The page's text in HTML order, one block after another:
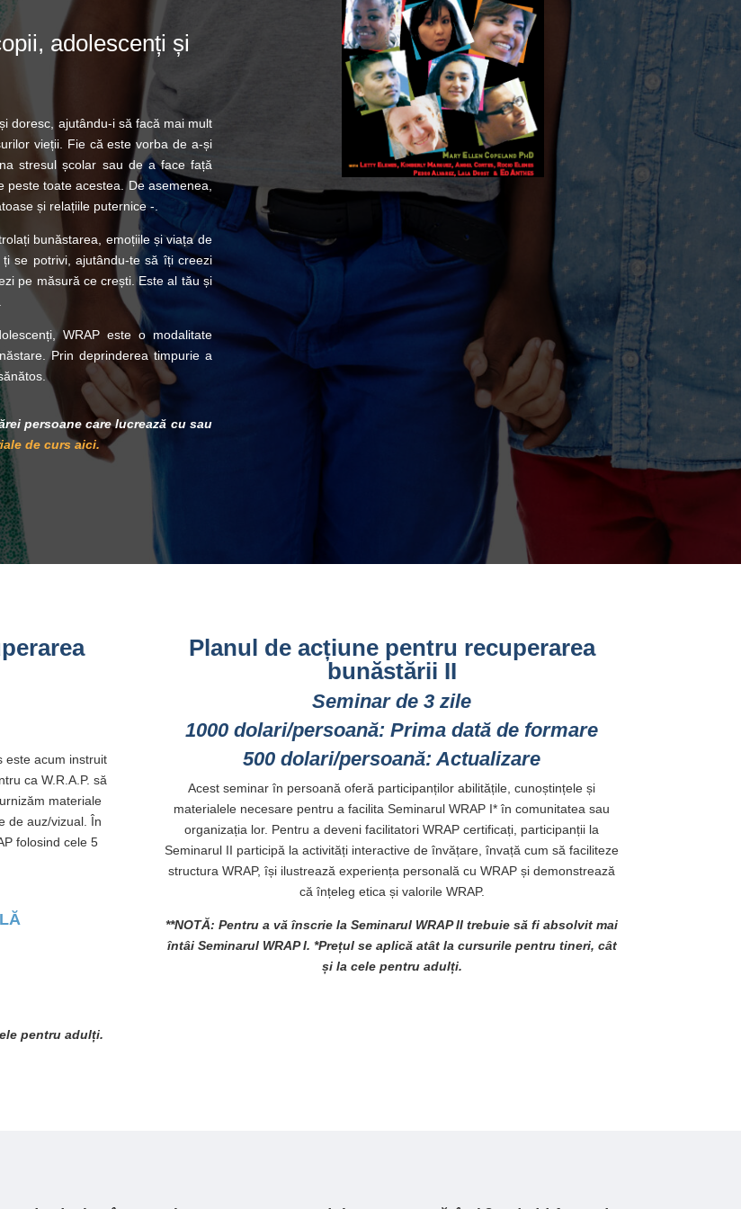
adolescenți și
doresc, ajutându-i să facă mai mult
vieții. Fie că este vorba de a-și
stresul școlar sau de a face față
peste toate acestea. De asemenea,
și relațiile puternice -.
bunăstarea, emoțiile și viața de
se potrivi, ajutându-te să îți creezi
pe măsură ce crești. Este al tău și
WRAP este o modalitate
Prin deprinderea timpurie a
persoane care lucrează cu sau
de curs aici.
este acum instruit
ca W.R.A.P. să
materiale
de auz/vizual. În
folosind cele 5
pentru adulți.
Planul de acțiune pentru recuperarea
bunăstării II
Seminar de 3 zile
1000 dolari/persoană: Prima dată de formare
500 dolari/persoană: Actualizare
Acest seminar în persoană oferă participanților abilitățile, cunoștințele și
materialele necesare pentru a facilita Seminarul WRAP I* în comunitatea sau
organizația lor. Pentru a deveni facilitatori WRAP certificați, participanții la
Seminarul II participă la activități interactive de învățare, învață cum să faciliteze
structura WRAP, își ilustrează experiența personală cu WRAP și demonstrează
că înțeleg etica și valorile WRAP.
**NOTĂ: Pentru a vă înscrie la Seminarul WRAP II trebuie să fi absolvit mai
întâi Seminarul WRAP I. *Prețul se aplică atât la cursurile pentru tineri, cât
și la cele pentru adulți.